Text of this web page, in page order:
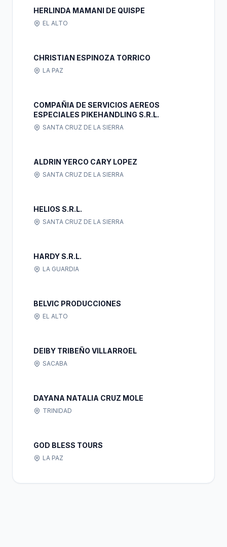
HERLINDA MAMANI DE QUISPE
EL ALTO
CHRISTIAN ESPINOZA TORRICO
LA PAZ
COMPAÑIA DE SERVICIOS AEREOS
ESPECIALES PIKEHANDLING S.R.L.
SANTA CRUZ DE LA SIERRA
ALDRIN YERCO CARY LOPEZ
SANTA CRUZ DE LA SIERRA
HELIOS S.R.L.
SANTA CRUZ DE LA SIERRA
HARDY S.R.L.
LA GUARDIA
BELVIC PRODUCCIONES
EL ALTO
DEIBY TRIBEÑO VILLARROEL
SACABA
DAYANA NATALIA CRUZ MOLE
TRINIDAD
GOD BLESS TOURS
LA PAZ